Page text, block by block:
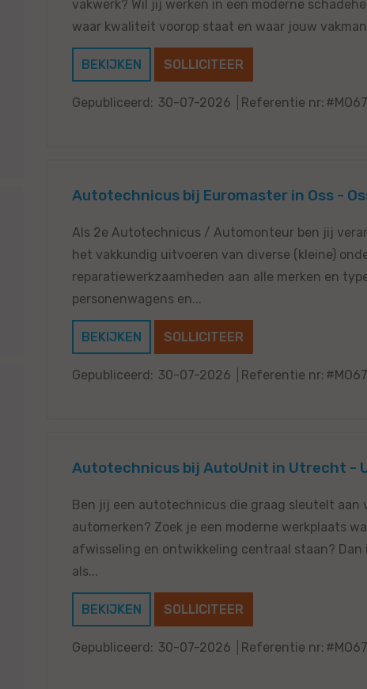
vakwerk? Wil jij werken in een moderne
waar kwaliteit voorop staat en waar jouw
BEKIJKEN SOLLICITEER
Gepubliceerd: 30-07-2026 Referentie nr:
Autotechnicus bij Euromaster in Oss -
Als 2e Autotechnicus / Automonteur ben jij
het vakkundig uitvoeren van diverse (kleine)
reparatiewerkzaamheden aan alle merken en
personenwagens en...
BEKIJKEN SOLLICITEER
Gepubliceerd: 30-07-2026 Referentie nr:
Autotechnicus bij AutoUnit in Utrecht -
Ben jij een autotechnicus die graag sleutelt aan
automerken? Zoek je een moderne werkplaats
afwisseling en ontwikkeling centraal staan? Dan
als...
BEKIJKEN SOLLICITEER
Gepubliceerd: 30-07-2026 Referentie nr: